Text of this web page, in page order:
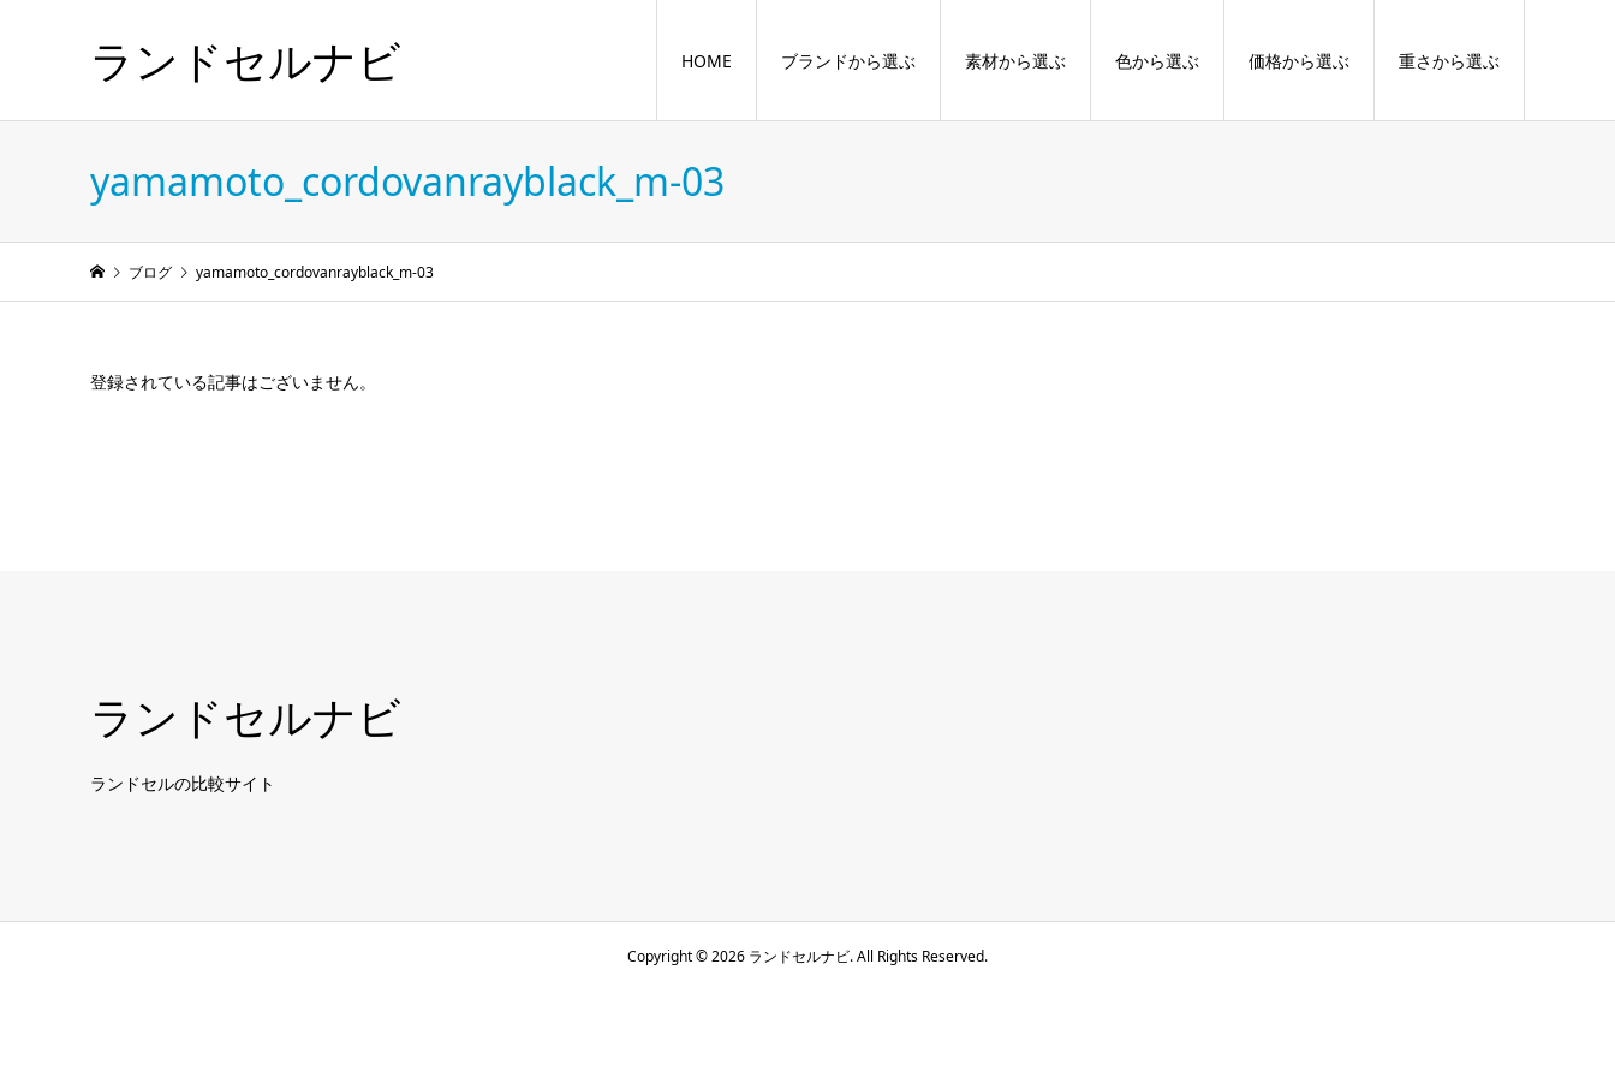
ランドセルナビ HOME ブランドから選ぶ 素材から選ぶ 色から選ぶ 価格から選ぶ 重さから選ぶ
yamamoto_cordovanrayblack_m-03
ブログ yamamoto_cordovanrayblack_m-03
登録されている記事はございません。
ランドセルナビ
ランドセルの比較サイト
Copyright ©2026 ランドセルナビ. All Rights Reserved.